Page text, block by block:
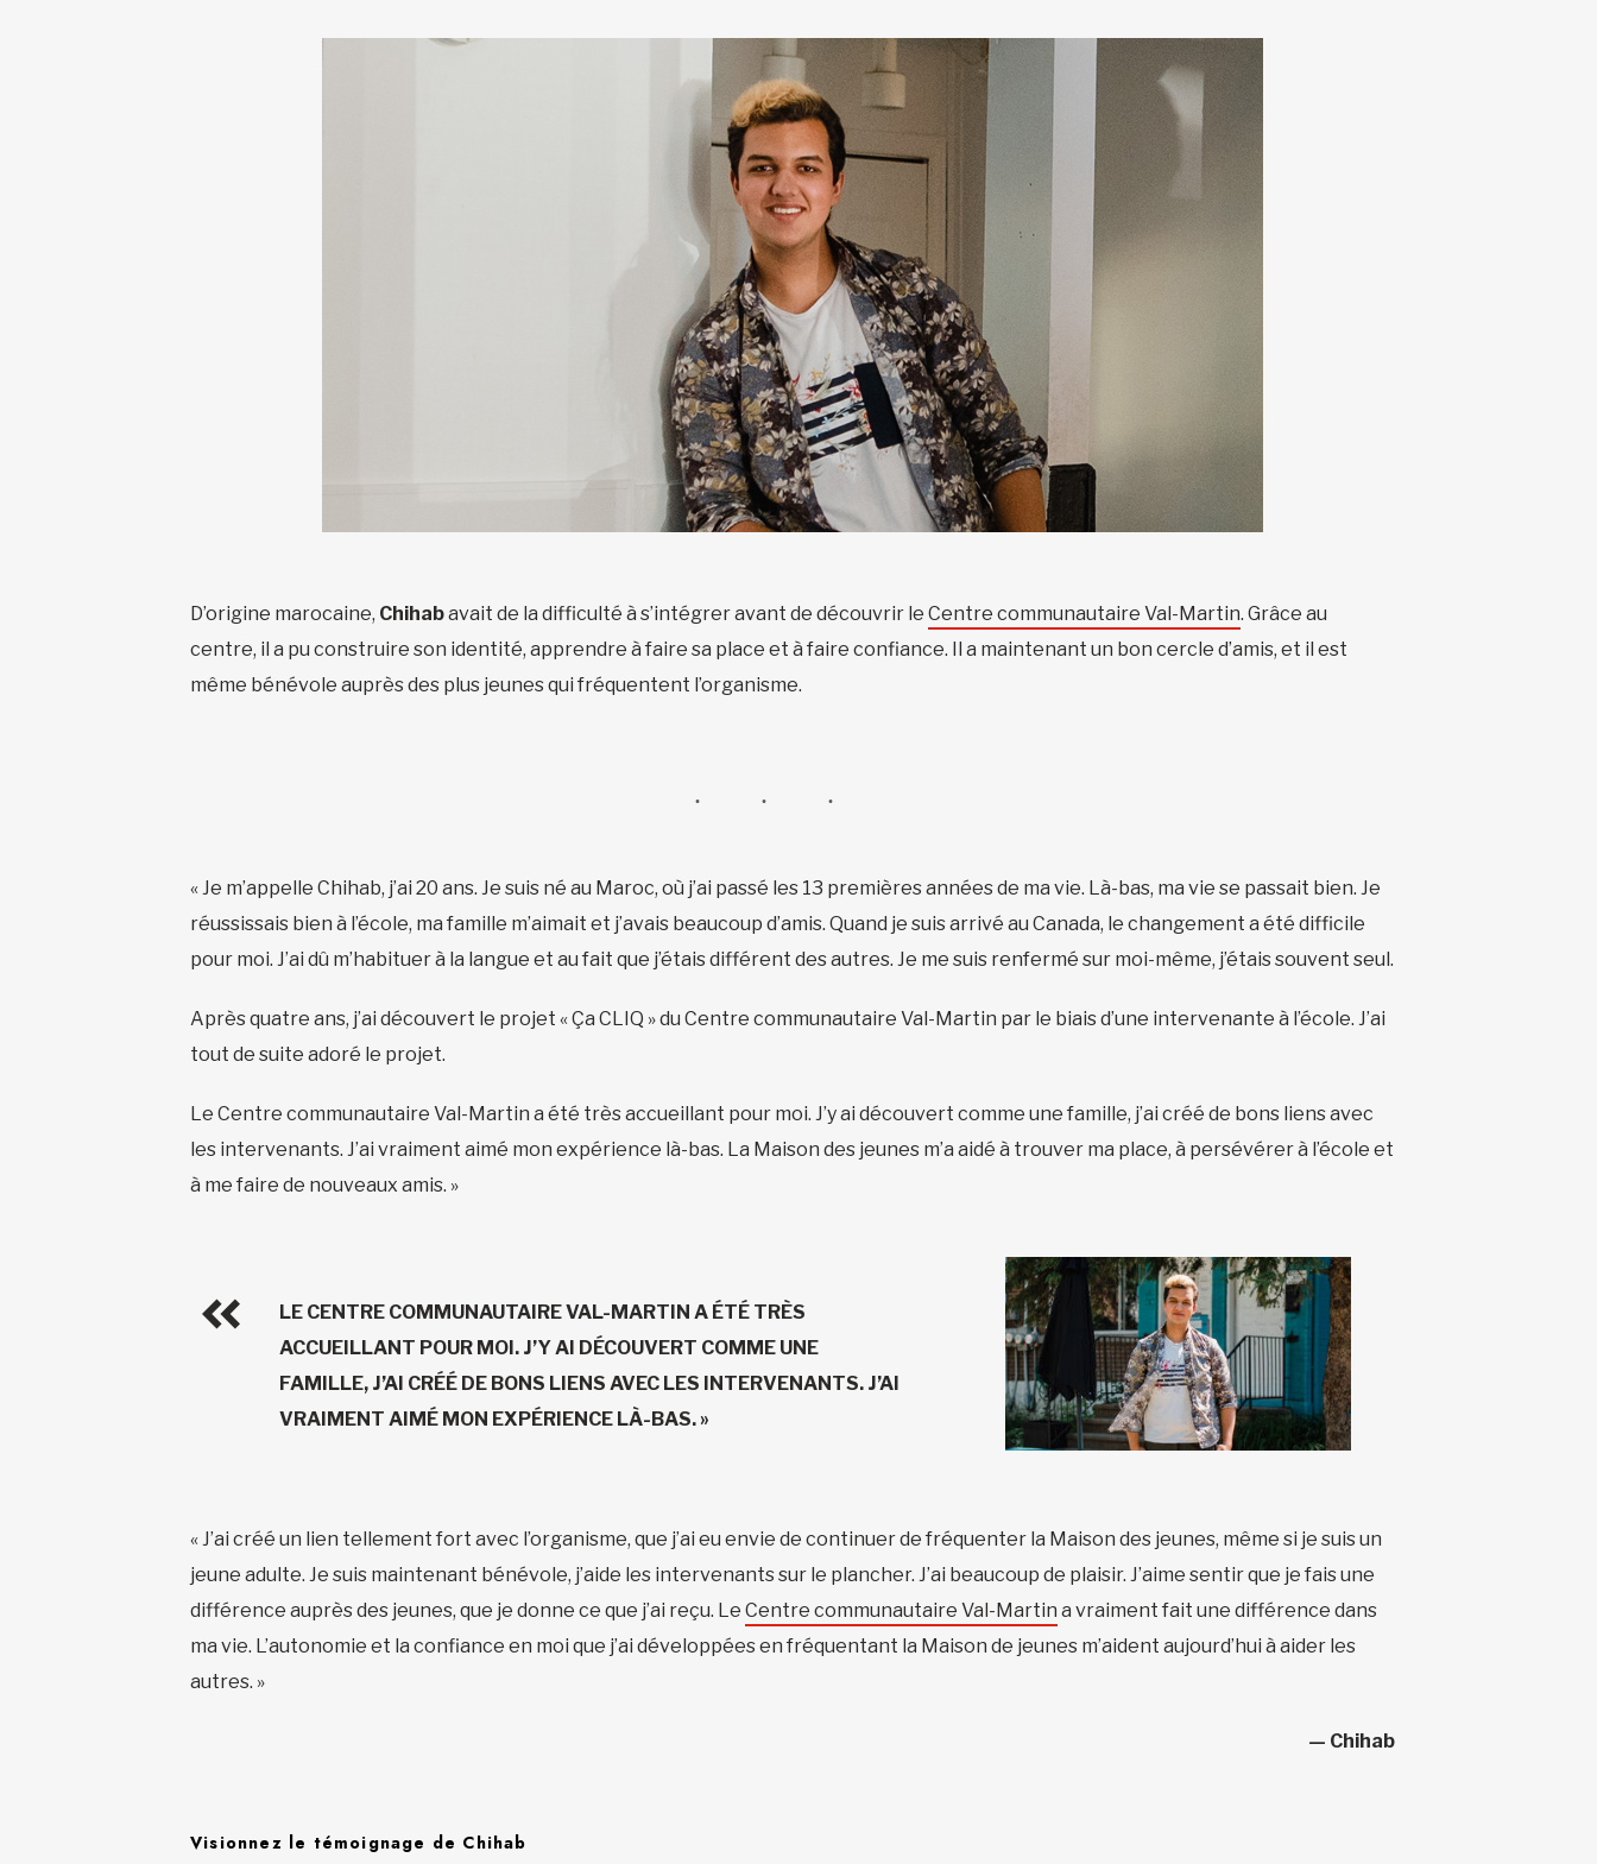
D’origine marocaine, Chihabavait de la difficulté à s’intégrer avant de découvrir le Centre communautaire Val-Martin. Grâce au
centre, il a pu construire son identité, apprendre à faire sa place et à faire confiance. Il a maintenant un bon cercle d’amis, et il est
même bénévole auprès des plus jeunes qui fréquentent l’organisme.
« Je m’appelle Chihab, j’ai 20 ans. Je suis né au Maroc, où j’ai passé les 13 premières années de ma vie. Là-bas, ma vie se passait bien. Je
réussissais bien à l’école, ma famille m’aimait et j’avais beaucoup d’amis. Quand je suis arrivé au Canada, le changement a été difficile
pour moi. J’ai dû m’habituer à la langue et au fait que j’étais différent des autres. Je me suis renfermé sur moi-même, j’étais souvent seul.
Après quatre ans, j’ai découvert le projet « Ça CLIQ » du Centre communautaire Val-Martin par le biais d’une intervenante à l’école. J’ai
tout de suite adoré le projet.
Le Centre communautaire Val-Martin a été très accueillant pour moi. J’y ai découvert comme une famille, j’ai créé de bons liens avec
les intervenants. J’ai vraiment aimé mon expérience là-bas. La Maison des jeunes m’a aidé à trouver ma place, à persévérer à l’école et
à me faire de nouveaux amis. »
LE CENTRE COMMUNAUTAIRE VAL-MARTIN A ÉTÉ TRÈS
ACCUEILLANT POUR MOI. J’Y AI DÉCOUVERT COMME UNE
FAMILLE, J’AI CRÉÉ DE BONS LIENS AVEC LES INTERVENANTS. J’AI
VRAIMENT AIMÉ MON EXPÉRIENCE LÀ-BAS. »
« J’ai créé un lien tellement fort avec l’organisme, que j’ai eu envie de continuer de fréquenter la Maison des jeunes, même si je suis un
jeune adulte. Je suis maintenant bénévole, j’aide les intervenants sur le plancher. J’ai beaucoup de plaisir. J’aime sentir que je fais une
différence auprès des jeunes, que je donne ce que j’ai reçu. Le Centre communautaire Val-Martin a vraiment fait une différence dans
ma vie. L’autonomie et la confiance en moi que j’ai développées en fréquentant la Maison de jeunes m’aident aujourd’hui à aider les
autres.­ »
— Chihab
Visionnez le témoignage de Chihab